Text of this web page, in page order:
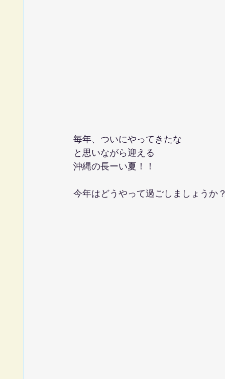
毎年、ついにやってきたな
と思いながら迎える
沖縄の長ーい夏！！
今年はどうやって過ごしましょうか？